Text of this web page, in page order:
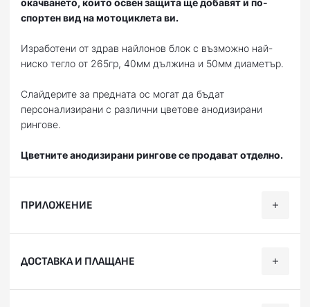
окачването, които освен защита ще добавят и по-
спортен вид на мотоциклета ви.
Изработени от здрав найлонов блок с възможно най-
ниско тегло от 265гр, 40мм дължина и 50мм диаметър.
Слайдерите за предната ос могат да бъдат
персонализирани с различни цветове анодизирани
рингове.
Цветните анодизирани рингове се продават отделно.
ПРИЛОЖЕНИЕ
Категория Марка
ДОСТАВКА И ПЛАЩАНЕ